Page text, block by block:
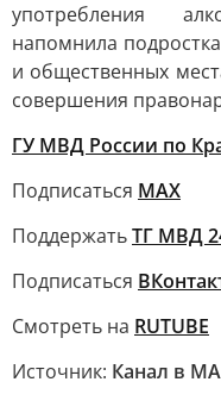
употребления
напомнила
и общественных
совершения
ГУ МВД России по
Подписаться MAX
ПоддержатьТГ МВД
Подписаться
Смотреть на RUTUBE
Источник: Канал в